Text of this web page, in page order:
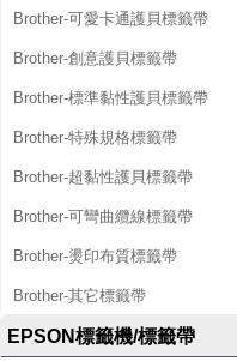
Brother-可愛卡通護貝標籤帶
Brother-創意護貝標籤帶
Brother-標準黏性護貝標籤帶
Brother-特殊規格標籤帶
Brother-超黏性護貝標籤帶
Brother-可彎曲纜線標籤帶
Brother-燙印布質標籤帶
Brother-其它標籤帶
EPSON標籤機/標籤帶